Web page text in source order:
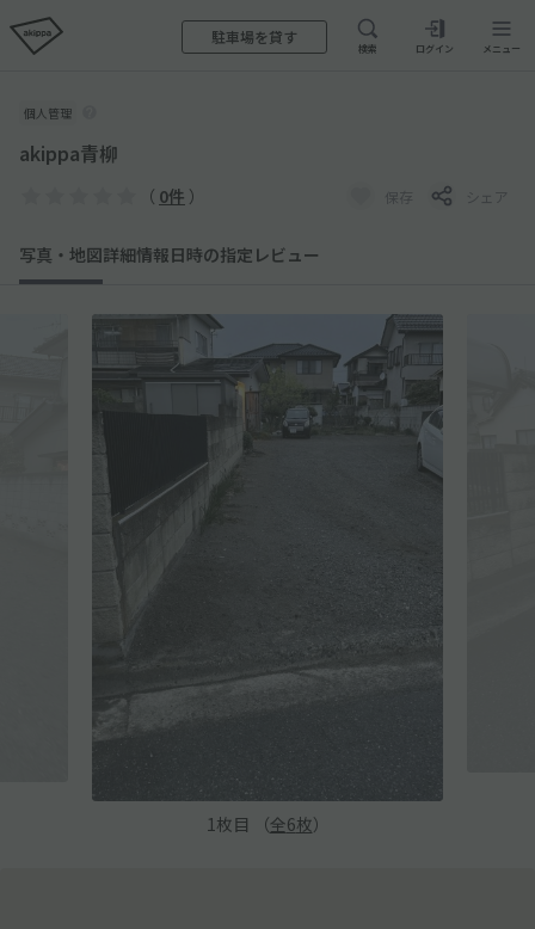
駐車場を貸す
検索 ログイン メニュー
個人管理
akippa青柳
（ 0件 ） 保存 シェア
写真・地図詳細情報日時の指定 レビュー
1枚目 （全6枚）